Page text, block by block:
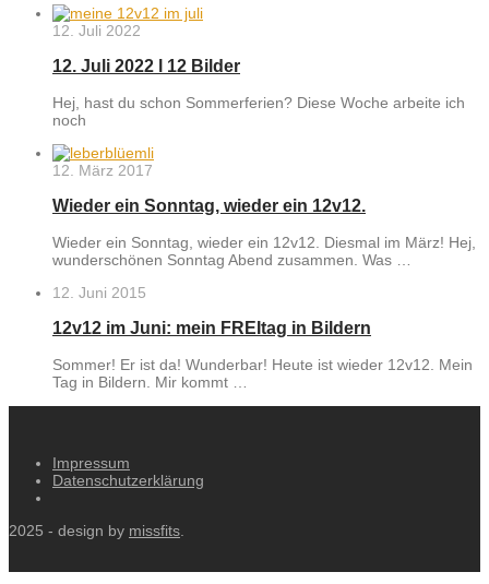
12. Juli 2022
12. Juli 2022 l 12 Bilder
Hej, hast du schon Sommerferien? Diese Woche arbeite ich
noch
12. März 2017
Wieder ein Sonntag, wieder ein 12v12.
Wieder ein Sonntag, wieder ein 12v12. Diesmal im März! Hej,
wunderschönen Sonntag Abend zusammen. Was …
12. Juni 2015
12v12 im Juni: mein FREItag in Bildern
Sommer! Er ist da! Wunderbar! Heute ist wieder 12v12. Mein
Tag in Bildern. Mir kommt …
Impressum
Datenschutzerklärung
2025 - design by missfits.